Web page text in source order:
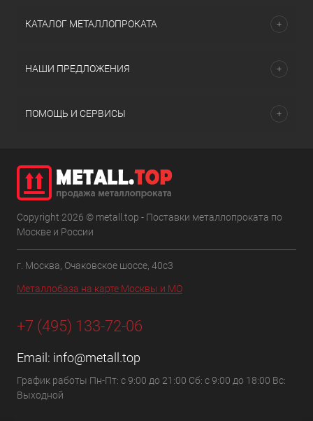
КАТАЛОГ МЕТАЛЛОПРОКАТА
НАШИ ПРЕДЛОЖЕНИЯ
ПОМОЩЬ И СЕРВИСЫ
Copyright 2026 © metall.top - Поставки металлопроката по
Москве и России
г. Москва, Очаковское шоссе, 40с3
Металлобаза на карте Москвы и МО
+7 (495) 133-72-06
Email: info@metall.top
График работы Пн-Пт: с 9:00 до 21:00 Сб: с 9:00 до 18:00 Вс:
Выходной